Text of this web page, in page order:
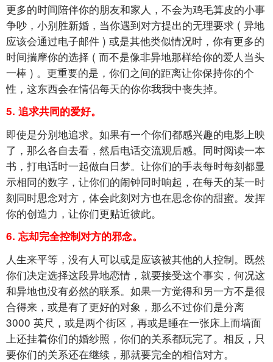
更多的时间陪伴你的朋友和家人，不会为鸡毛算皮的小事
争吵，小别胜新婚，当你遇到对方提出的无理要求 ( 异地
应该会通过电子邮件 ) 或是其他类似情况时，你有更多的
时间揣摩你的选择 ( 而不是像非异地那样给你的爱人当头
一棒 ) 。更重要的是，你们之间的距离让你保持你的个
性，这东西会在情侣每天的你你我我中丧失掉。
5. 追求共同的爱好。
即使是分别地追求。如果有一个你们都感兴趣的电影上映
了，那么各自去看，然后电话交流观后感。同时阅读一本
书，打电话时一起做白日梦。让你们的手表每时每刻都显
示相同的数字，让你们的闹钟同时响起，在每天的某一时
刻同时思念对方，体会此刻对方也在思念你的甜蜜。发挥
你的创造力，让你们更贴近彼此。
6. 忘却完全控制对方的邪念。
人生来平等，没有人可以或是应该被其他的人控制。既然
你们决定选择这段异地恋情，就要接受这个事实，何况这
和异地也没有必然的联系。如果一方觉得和另一方不是很
合得来，或是有了更好的对象，那么不过你们是分离
3000 英尺，或是两个街区，再或是睡在一张床上而墙面
上还挂着你们的婚纱照，你们的关系都玩完了。相反，只
要你们的关系还在继续，那就要完全的相信对方。